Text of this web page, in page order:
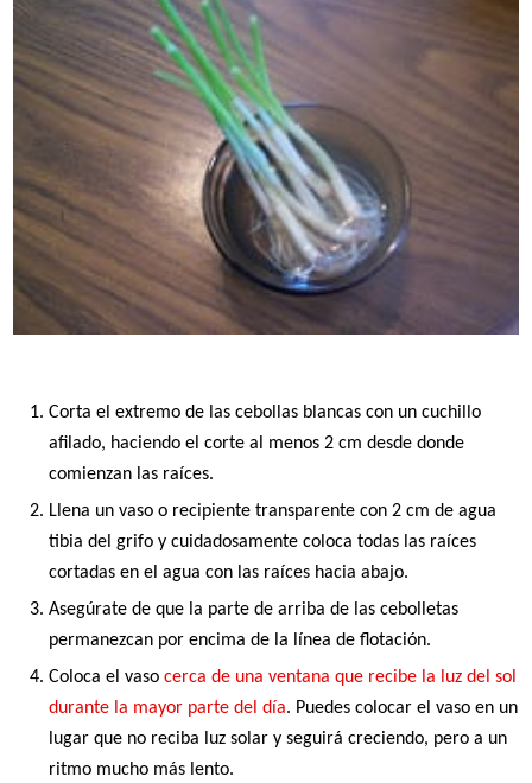
Corta el extremo de las cebollas blancas con un cuchillo
afilado, haciendo el corte al menos 2 cm desde donde
comienzan las raíces.
Llena un vaso o recipiente transparente con 2 cm de agua
tibia del grifo y cuidadosamente coloca todas las raíces
cortadas en el agua con las raíces hacia abajo.
Asegúrate de que la parte de arriba de las cebolletas
permanezcan por encima de la línea de flotación.
Coloca el vasocerca de una ventana que recibe la luz del sol
durante la mayor parte del día. Puedes colocar el vaso en un
lugar que no reciba luz solar y seguirá creciendo, pero a un
ritmo mucho más lento.